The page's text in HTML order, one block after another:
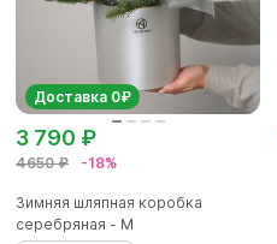
Доставка 0₽
4650 ₽ -18%
3 790 ₽
Зимняя шляпная коробка
серебряная - М